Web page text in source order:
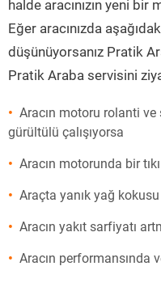
halde aracınızın yeni bir
Eğer aracınızda
düşünüyorsanız Pratik
Pratik Araba servisini
Aracın motoru rolanti
gürültülü çalışıyorsa
Aracın motorunda bir
Araçta yanık yağ
Aracın yakıt sarfiyatı
Aracın performansında